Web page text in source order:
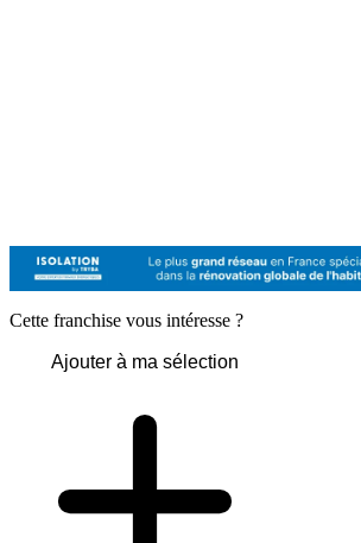
Cette franchise vous intéresse ?
Ajouter à ma sélection